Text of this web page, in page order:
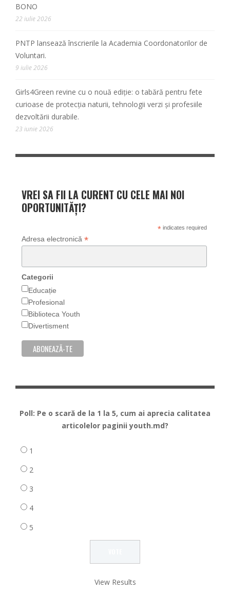
BONO
22 iulie 2026
PNTP lansează înscrierile la Academia Coordonatorilor de
Voluntari.
9 iulie 2026
Girls4Green revine cu o nouă ediție: o tabără pentru fete
curioase de protecția naturii, tehnologii verzi și profesiile
dezvoltării durabile.
23 iunie 2026
VREI SA FII LA CURENT CU CELE MAI NOI
OPORTUNITĂȚI?
*indicates required
Adresa electronică *
Categorii
Educație
Profesional
Biblioteca Youth
Divertisment
Poll: Pe o scară de la 1 la 5, cum ai aprecia calitatea
articolelor paginii youth.md?
1
2
3
4
5
View Results